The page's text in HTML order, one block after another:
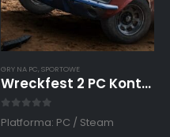
GRY NA PC, SPORTOWE
Wreckfest 2 PC Konto Współdzielone Offline
Platforma: PC / Steam